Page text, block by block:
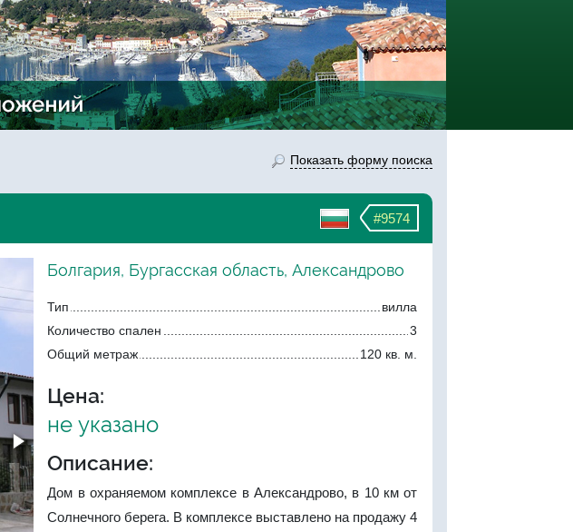
Показать форму поиска
#9574
Болгария, Бургасская область, Александрово
Тип
вилла
Количество спален
3
Общий метраж
120 кв. м.
Цена:
не указано
Описание:
Дом в охраняемом комплексе в Александрово, в 10 км от
Солнечного берега. В комплексе выставлено на продажу 4